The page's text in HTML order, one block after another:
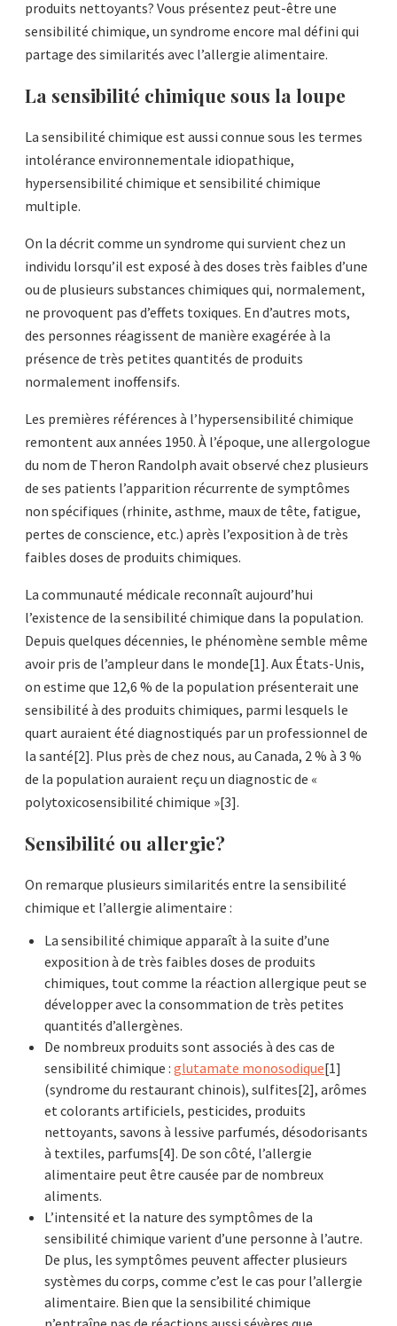
produits nettoyants? Vous présentez peut-être une
sensibilité chimique, un syndrome encore mal défini qui
partage des similarités avec l’allergie alimentaire.
La sensibilité chimique sous la loupe
La sensibilité chimique est aussi connue sous les termes
intolérance environnementale idiopathique,
hypersensibilité chimique et sensibilité chimique
multiple.
On la décrit comme un syndrome qui survient chez un
individu lorsqu’il est exposé à des doses très faibles d’une
ou de plusieurs substances chimiques qui, normalement,
ne provoquent pas d’effets toxiques. En d’autres mots,
des personnes réagissent de manière exagérée à la
présence de très petites quantités de produits
normalement inoffensifs.
Les premières références à l’hypersensibilité chimique
remontent aux années 1950. À l’époque, une allergologue
du nom de Theron Randolph avait observé chez plusieurs
de ses patients l’apparition récurrente de symptômes
non spécifiques (rhinite, asthme, maux de tête, fatigue,
pertes de conscience, etc.) après l’exposition à de très
faibles doses de produits chimiques.
La communauté médicale reconnaît aujourd’hui
l’existence de la sensibilité chimique dans la population.
Depuis quelques décennies, le phénomène semble même
avoir pris de l’ampleur dans le monde[1]. Aux États-Unis,
on estime que 12,6 % de la population présenterait une
sensibilité à des produits chimiques, parmi lesquels le
quart auraient été diagnostiqués par un professionnel de
la santé[2]. Plus près de chez nous, au Canada, 2 % à 3 %
de la population auraient reçu un diagnostic de «
polytoxicosensibilité chimique »[3].
Sensibilité ou allergie?
On remarque plusieurs similarités entre la sensibilité
chimique et l’allergie alimentaire :
La sensibilité chimique apparaît à la suite d’une
exposition à de très faibles doses de produits
chimiques, tout comme la réaction allergique peut se
développer avec la consommation de très petites
quantités d’allergènes.
De nombreux produits sont associés à des cas de
sensibilité chimique : glutamate monosodique[1]
(syndrome du restaurant chinois), sulfites[2], arômes
et colorants artificiels, pesticides, produits
nettoyants, savons à lessive parfumés, désodorisants
à textiles, parfums[4]. De son côté, l’allergie
alimentaire peut être causée par de nombreux
aliments.
L’intensité et la nature des symptômes de la
sensibilité chimique varient d’une personne à l’autre.
De plus, les symptômes peuvent affecter plusieurs
systèmes du corps, comme c’est le cas pour l’allergie
alimentaire. Bien que la sensibilité chimique